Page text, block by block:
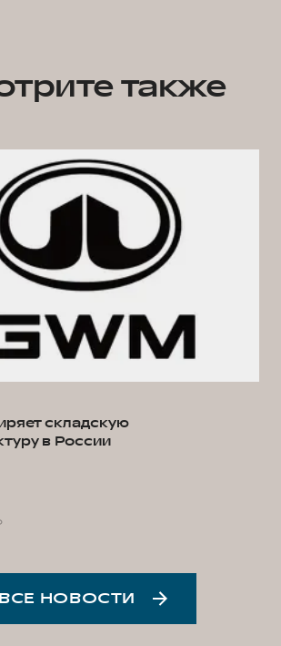
также
складскую
в России
ВСЕ НОВОСТИ